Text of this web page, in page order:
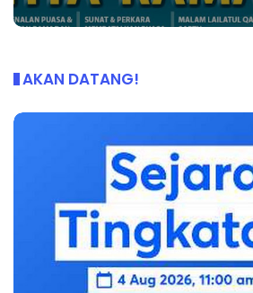
AKAN DATANG!